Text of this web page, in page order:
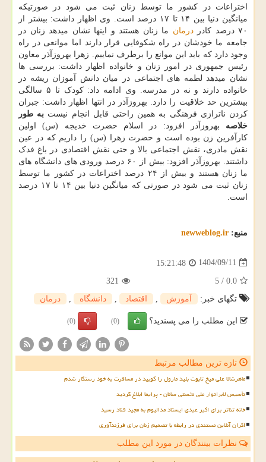
اختراعات در کشور ما توسط زنان ثبت می شود در صورتیکه
میانگین دنیا بین ۱۴ تا ۱۷ درصد است. وی اظهار داشت: بیشتر از
۷۰ درصد کادر
درمان ما زنان هستند و اینها نشان میدهد زنان در
جامعه ما خودشان در راه شکوفایی قرار دارند اما موانعی در راه
وجود دارد که باید این موانع را برطرف نماییم. زهرا بهروزآذر معاون
رئیس جمهوری در امور زنان و خانواده اظهار داشت: بررسی ها
نشان میدهد لطمه های اجتماعی در میان دانش آموزان ریشه در
خانواده دارند و نه در مدرسه. وی ادامه داد: کودک تا ۵ سالگی
بیشترین حد خلاقیت را دارد. بهروزآذر در انتها اظهار داشت: جبران
کردن ناترازی فرهنگی به همین راحتی قابل انجام نیست به طور
خلاصه بهروزآذر افزود: در اسلام حضرت خدیجه (س) اولین
کارآفرین زن بوده است و حضرت زهرا (س) را داریم که در عین
نقش مادری، نقش اجتماعی بالا و حتی نقش اقتصادی در باغ فدک
داشتند. بهروزآذر افزود: بیش از ۶۰ درصد ورودی های دانشگاه های
ما زنان هستند و بیش از ۲۴ درصد اختراعات در کشور ما توسط
زنان ثبت می شود در صورتی که میانگین دنیا بین ۱۴ تا ۱۷ درصد
است.
منبع: newweblog.ir
1404/09/11
15:21:48
0.0
/
5
321
تگهای خبر:
آموزش اقتصاد دانشگاه درمان
این مطلب را می پسندید؟ (0)
(0)
تازه ترین مطالب مرتبط
ماهرشالا علی میخ تابوت بلید مارول را کوبید در مسافرت به خود رستگار شدم
تأسیس لابراتوار ملی نخستی سانان - پرایما ابلاغ گردید
خانه تئاتر برای اکبر عبدی ایستاد مدالیوم به مجید قناد رسید
اکران آنلاین مستندی در رابطه با تصمیم زنان برای فرزندآوری
نظرات بینندگان در مورد این مطلب